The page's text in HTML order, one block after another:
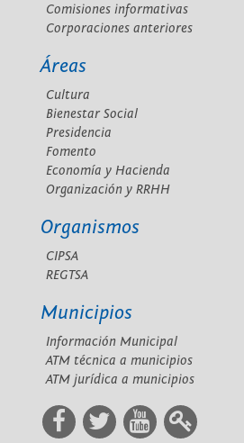
Comisiones informativas
Corporaciones anteriores
Áreas
Cultura
Bienestar Social
Presidencia
Fomento
Economía y Hacienda
Organización y RRHH
Organismos
CIPSA
REGTSA
Municipios
Información Municipal
ATM técnica a municipios
ATM jurídica a municipios